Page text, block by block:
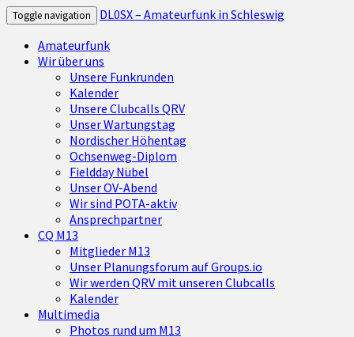
Toggle navigation
DL0SX – Amateurfunk in Schleswig
Amateurfunk
Wir über uns
Unsere Funkrunden
Kalender
Unsere Clubcalls QRV
Unser Wartungstag
Nordischer Höhentag
Ochsenweg-Diplom
Fieldday Nübel
Unser OV-Abend
Wir sind POTA-aktiv
Ansprechpartner
CQ M13
Mitglieder M13
Unser Planungsforum auf Groups.io
Wir werden QRV mit unseren Clubcalls
Kalender
Multimedia
Photos rund um M13